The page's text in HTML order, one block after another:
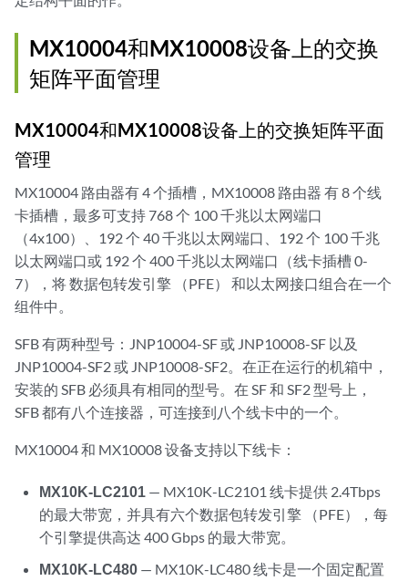
MX10004和MX10008设备上的交换
矩阵平面管理
MX10004和MX10008设备上的交换矩阵平面
管理
MX10004 路由器有 4 个插槽，MX10008 路由器 有 8 个线
卡插槽，最多可支持 768 个 100 千兆以太网端口
（4x100）、192 个 40 千兆以太网端口、192 个 100 千兆
以太网端口或 192 个 400 千兆以太网端口（线卡插槽 0-
7），将 数据包转发引擎 （PFE） 和以太网接口组合在一个
组件中。
SFB 有两种型号：JNP10004-SF 或 JNP10008-SF 以及
JNP10004-SF2 或 JNP10008-SF2。在正在运行的机箱中，
安装的 SFB 必须具有相同的型号。在 SF 和 SF2 型号上，
SFB 都有八个连接器，可连接到八个线卡中的一个。
MX10004 和 MX10008 设备支持以下线卡：
MX10K-LC2101 — MX10K-LC2101 线卡提供 2.4Tbps
的最大带宽，并具有六个数据包转发引擎 （PFE），每
个引擎提供高达 400 Gbps 的最大带宽。
MX10K-LC480 — MX10K-LC480 线卡是一个固定配置